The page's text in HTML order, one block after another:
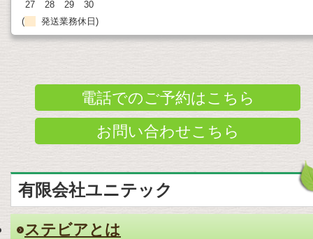
27
28 29
30
(
発送業務休日)
電話でのご予約はこちら
お問い合わせこちら
有限会社ユニテック
ステビアとは